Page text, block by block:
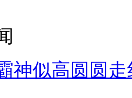
神似高圆圆走